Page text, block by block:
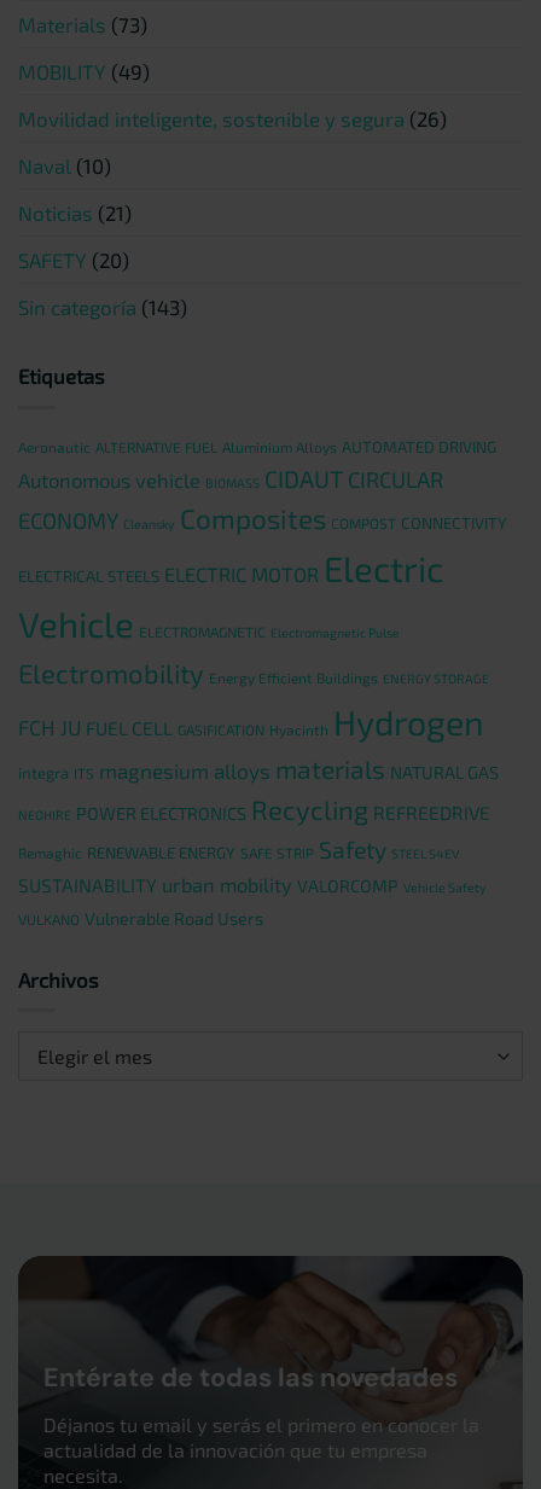
Materials (73)
MOBILITY (49)
Movilidad inteligente, sostenible y segura (26)
Naval (10)
Noticias (21)
SAFETY (20)
Sin categoría (143)
Etiquetas
Aeronautic ALTERNATIVE FUEL Aluminium Alloys AUTOMATED DRIVING
Autonomous vehicle BIOMASS CIDAUT CIRCULAR
ECONOMY Cleansky Composites COMPOST CONNECTIVITY
ELECTRICAL STEELS ELECTRIC MOTOR Electric
Vehicle ELECTROMAGNETIC Electromagnetic Pulse
Electromobility Energy Efficient Buildings ENERGY STORAGE
FCH JU FUEL CELL GASIFICATION Hyacinth Hydrogen
integra ITS magnesium alloys materials NATURAL GAS
NEOHIRE POWER ELECTRONICS Recycling REFREEDRIVE
Remaghic RENEWABLE ENERGY SAFE STRIP Safety STEEL S4EV
SUSTAINABILITY urban mobility VALORCOMP Vehicle Safety
VULKANO Vulnerable Road Users
Archivos
Archivos
Entérate de todas las novedades
Déjanos tu email y serás el primero en conocer la
actualidad de la innovación que tu empresa
necesita.